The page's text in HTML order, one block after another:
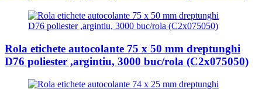
Rola etichete autocolante 75 x 50 mm dreptunghi
D76 poliester ,argintiu, 3000 buc/rola (C2x075050)